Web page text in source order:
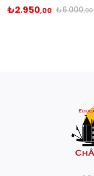
₺2.950,00 ₺6.000,00